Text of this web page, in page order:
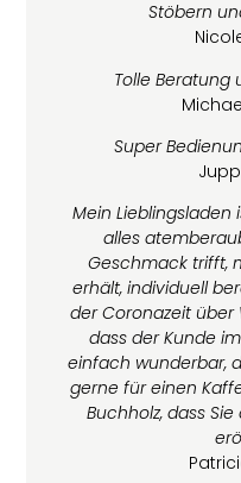
Stöbern
Tolle Beratung
Super
Mein Lieblingsladen
alles
Geschmack trifft,
erhält, individuell
der Coronazeit über
dass der Kunde
einfach wunderbar,
gerne für einen
Buchholz, dass